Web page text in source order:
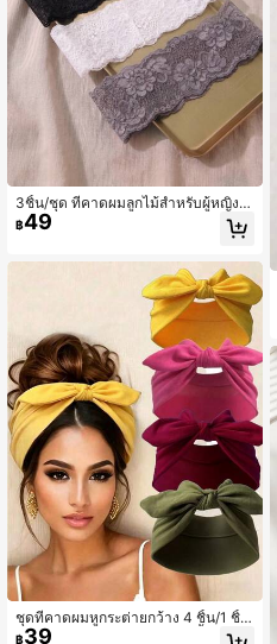
3ชิ้น/ชุด ที่คาดผมลูกไม้สำหรับผู้หญิง เ
หมาะสำหรับสวมใส่ประจำวัน ฤดูร้อน ผ
ม วันหยุดพักผ่อน ชายหาด อุปกรณ์เสริ
฿49
ชุดที่คาดผมหูกระต่ายกว้าง 4 ชิ้น/1 ชิ้น
ผ้าคาดผมผูกโบว์นุ่มยืดหยุ่น สีพื้น ผ้าคา
฿39